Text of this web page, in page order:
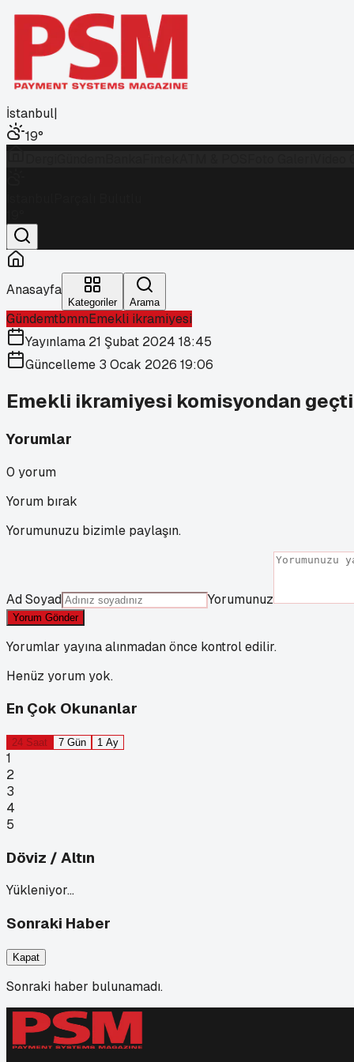
İstanbul|
19°
Anasayfa
Kategoriler Arama
GündemtbmmEmekli ikramiyesi
Yayınlama 21 Şubat 2024 18:45
Güncelleme 3 Ocak 2026 19:06
Emekli ikramiyesi komisyondan geçti
Yorumlar
0 yorum
Yorum bırak
Yorumunuzu bizimle paylaşın.
Ad Soyad Yorumunuz
Yorum Gönder
Yorumlar yayına alınmadan önce kontrol edilir.
Henüz yorum yok.
En Çok Okunanlar
24 Saat 7 Gün 1 Ay
1
2
3
4
5
Döviz / Altın
Yükleniyor…
Sonraki Haber
Kapat
Sonraki haber bulunamadı.